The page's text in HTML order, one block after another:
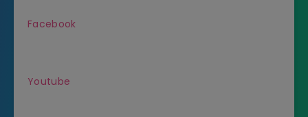
Facebook
Youtube